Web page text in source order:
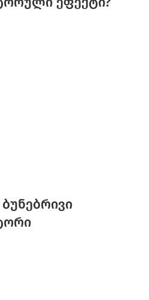
ბუნებრივი